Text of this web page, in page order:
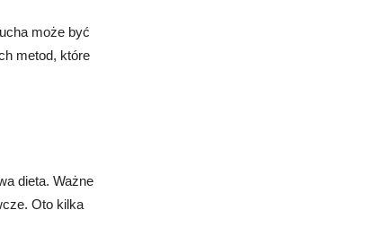
może być
metod, które
dieta. Ważne
Oto kilka